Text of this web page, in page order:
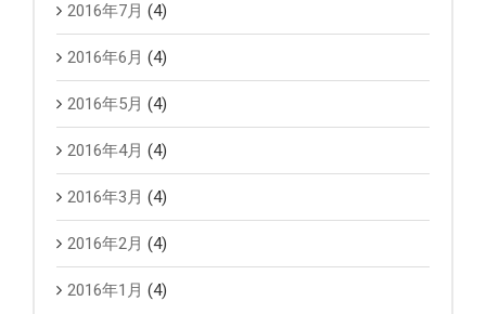
2016年7月 (4)
2016年6月 (4)
2016年5月 (4)
2016年4月 (4)
2016年3月 (4)
2016年2月 (4)
2016年1月 (4)